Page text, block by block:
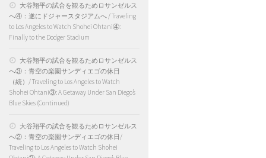
大谷翔平の試合を観るためロサンゼルス
へ④：遂にドジャースタジアムへ / Traveling
to Los Angeles to Watch Shohei Ohtani④:
Finally to the Dodger Stadium
大谷翔平の試合を観るためロサンゼルス
へ③：青空の楽園サンディエゴの休日
（続）/ Traveling to Los Angeles to Watch
Shohei Ohtani③: A Getaway Under San Diego’s
Blue Skies (Continued)
大谷翔平の試合を観るためロサンゼルス
へ②：青空の楽園サンディエゴの休日/
Traveling to Los Angeles to Watch Shohei